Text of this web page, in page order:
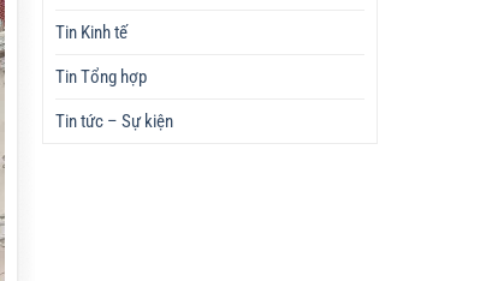
Tin Kinh tế
Tin Tổng hợp
Tin tức – Sự kiện